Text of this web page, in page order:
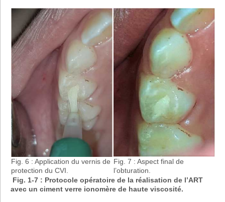
Fig. 6 : Application du vernis de
protection du CVI.
Fig. 7 : Aspect final de
l’obturation.
Fig. 1-7 : Protocole opératoire de la réalisation de l’ART
avec un ciment verre ionomère de haute viscosité.